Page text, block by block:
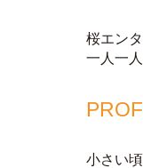
桜エン
⼀⼈⼀
小さい